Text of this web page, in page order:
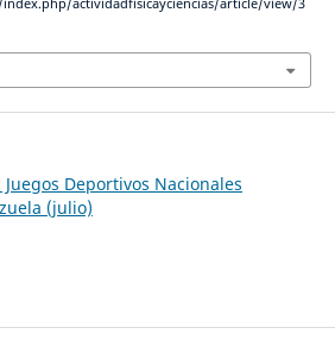
actividadfisicayciencias/article/view/3
Deportivos Nacionales
(julio)